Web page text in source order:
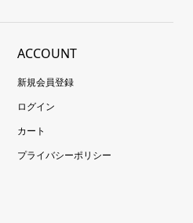
ACCOUNT
新規会員登録
ログイン
カート
プライバシーポリシー